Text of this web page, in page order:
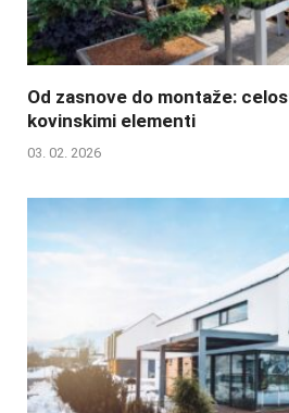
Od zasnove do montaže:
kovinskimi elementi
03. 02. 2026